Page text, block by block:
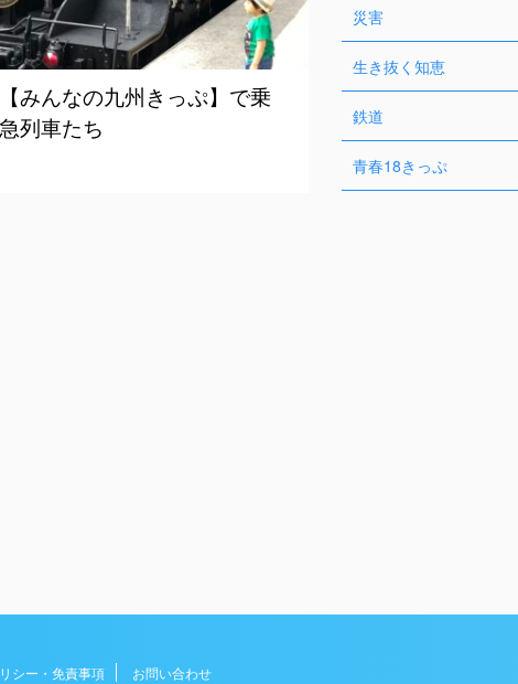
みんなの九州きっぷ】で乗
列車たち
災害
生き抜く知恵
鉄道
青春18きっぷ
シー・免責事項 お問い合わせ